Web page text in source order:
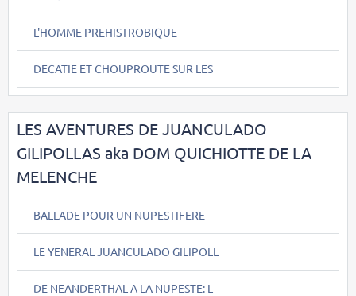
L'HOMME PREHISTROBIQUE
DECATIE ET CHOUPROUTE SUR LES
LES AVENTURES DE JUANCULADO
GILIPOLLAS aka DOM QUICHIOTTE DE LA
MELENCHE
BALLADE POUR UN NUPESTIFERE
LE YENERAL JUANCULADO GILIPOLL
DE NEANDERTHAL A LA NUPESTE: L